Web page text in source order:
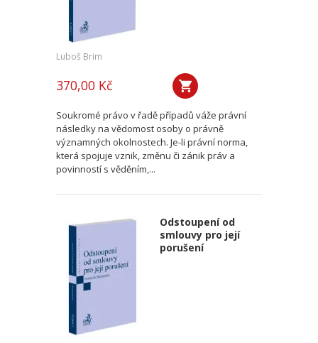
Luboš Brim
370,00 Kč
Soukromé právo v řadě případů váže právní
následky na vědomost osoby o právně
významných okolnostech. Je-li právní norma,
která spojuje vznik, změnu či zánik práv a
povinností s věděním,...
Odstoupení od
smlouvy pro její
porušení